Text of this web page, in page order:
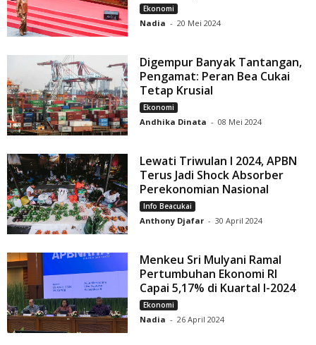
Ekonomi
Nadia - 20 Mei 2024
Digempur Banyak Tantangan,
Pengamat: Peran Bea Cukai
Tetap Krusial
Ekonomi
Andhika Dinata - 08 Mei 2024
Lewati Triwulan I 2024, APBN
Terus Jadi Shock Absorber
Perekonomian Nasional
Info Beacukai
Anthony Djafar - 30 April 2024
Menkeu Sri Mulyani Ramal
Pertumbuhan Ekonomi RI
Capai 5,17% di Kuartal I-2024
Ekonomi
Nadia - 26 April 2024